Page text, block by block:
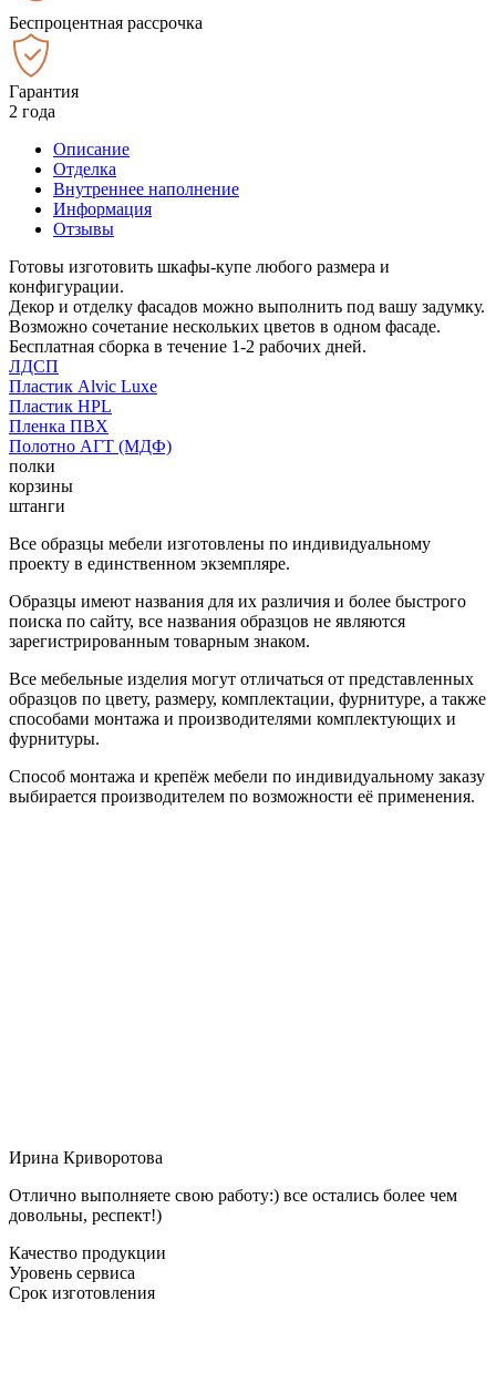
Беспроцентная рассрочка
Гарантия
2 года
Описание
Отделка
Внутреннее наполнение
Информация
Отзывы
Готовы изготовить шкафы-купе любого размера и
конфигурации.
Декор и отделку фасадов можно выполнить под вашу задумку.
Возможно сочетание нескольких цветов в одном фасаде.
Бесплатная сборка в течение 1-2 рабочих дней.
ЛДСП
Пластик Alvic Luxe
Пластик HPL
Пленка ПВХ
Полотно АГТ (МДФ)
полки
корзины
штанги
Все образцы мебели изготовлены по индивидуальному
проекту в единственном экземпляре.
Образцы имеют названия для их различия и более быстрого
поиска по сайту, все названия образцов не являются
зарегистрированным товарным знаком.
Все мебельные изделия могут отличаться от представленных
образцов по цвету, размеру, комплектации, фурнитуре, а также
способами монтажа и производителями комплектующих и
фурнитуры.
Способ монтажа и крепёж мебели по индивидуальному заказу
выбирается производителем по возможности её применения.
Ирина Криворотова
Отлично выполняете свою работу:) все остались более чем
довольны, респект!)
Качество продукции
Уровень сервиса
Срок изготовления